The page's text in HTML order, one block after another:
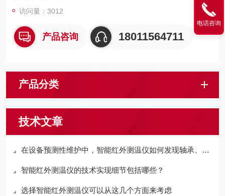
访问量：3012
产品咨询 18011564711
产品分类
技术文章
在设备预测性维护中，智能红外测温仪如何发现轴承、电机异常升温？
智能红外测温仪的技术实现细节包括哪些？
选择智能红外测温仪可以从这几个方面来考虑
电话咨询